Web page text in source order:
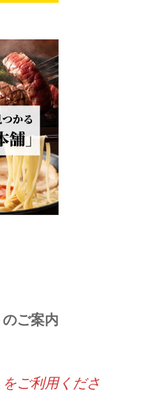
ご案内
ご利用くださ